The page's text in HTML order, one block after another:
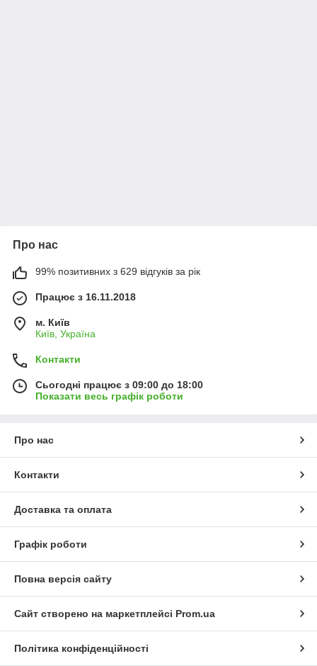
Про нас
99% позитивних з 629 відгуків за рік
Працює з 16.11.2018
м. Київ
Київ, Україна
Контакти
Сьогодні працює з 09:00 до 18:00
Показати весь графік роботи
Про нас
Контакти
Доставка та оплата
Графік роботи
Повна версія сайту
Сайт створено на маркетплейсі Prom.ua
Політика конфіденційності